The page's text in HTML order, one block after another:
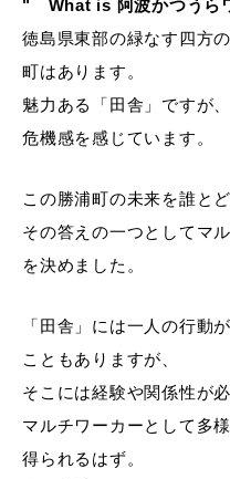
" What is 阿波かつうら
徳島県東部の緑なす四方
町はあります。
魅力ある「田舎」ですが
危機感を感じています。
この勝浦町の未来を誰と
その答えの一つとしてマ
を決めました。
「田舎」には一人の行動
こともありますが、
そこには経験や関係性が
マルチワーカーとして多
得られるはず。